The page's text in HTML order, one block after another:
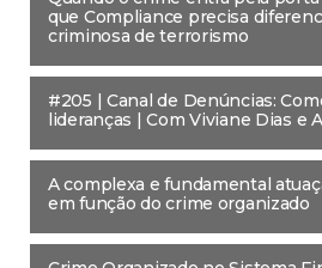
que Compliance precisa
criminosa de terrorismo
#205 | Canal de Denúncias:
lideranças | Com Viviane Dias e
A complexa e fundamental
em função do crime organizado